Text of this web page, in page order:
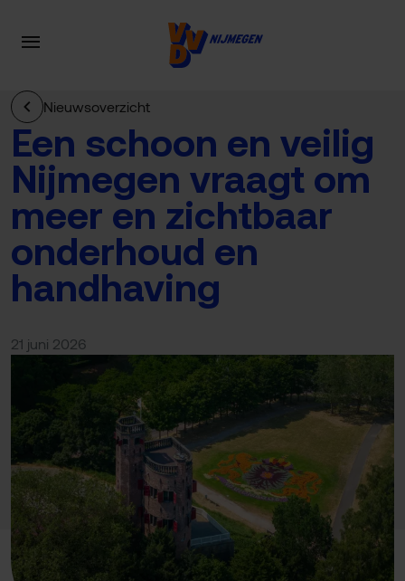
Nieuwsoverzicht
Een schoon en veilig
Nijmegen vraagt om
meer en zichtbaar
onderhoud en
handhaving
21 juni 2026